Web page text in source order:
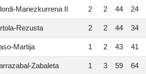
Mariezkurrena II 2 2 44 24
Rezusta 2 2 44 34
Martija 1 2 43 41
Zabaleta 1 3 59 64